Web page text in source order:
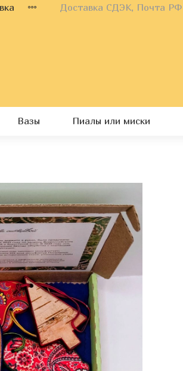
Доставка СДЭК, Почта РФ
Вазы Пиалы или миски